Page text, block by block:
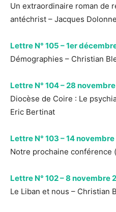
Un extraordinaire roman de
antéchrist – Jacques Dolonne
Lettre N° 105 – 1er
Démographies – Christian
Lettre N° 104 – 28
Diocèse de Coire : Le
Eric Bertinat
Lettre N° 103 – 14 novembre
Notre prochaine conférence
Lettre N° 102 – 8 novembre
Le Liban et nous – Christian